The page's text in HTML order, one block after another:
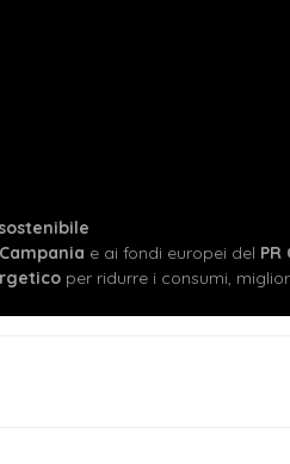
e ai fondi europei del PR
per ridurre i consumi,